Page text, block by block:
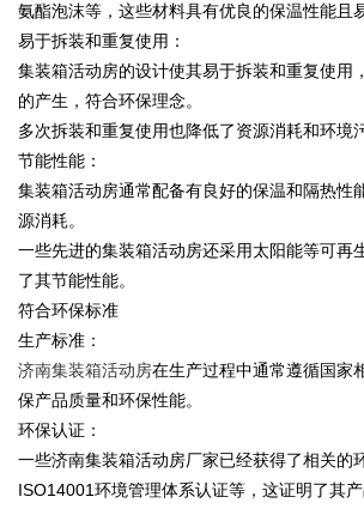
氨酯泡沫等，这些材料具有优良的保温性能且
易于拆装和重复使用：
集装箱活动房的设计使其易于拆装和重复使用
的产生，符合环保理念。
多次拆装和重复使用也降低了资源消耗和环境
节能性能：
集装箱活动房通常配备有良好的保温和隔热性
源消耗。
一些先进的集装箱活动房还采用太阳能等可再
了其节能性能。
符合环保标准
生产标准：
济南集装箱活动房在生产过程中通常遵循国家
保产品质量和环保性能。
环保认证：
一些济南集装箱活动房厂家已经获得了相关的
ISO14001环境管理体系认证等，这证明了其